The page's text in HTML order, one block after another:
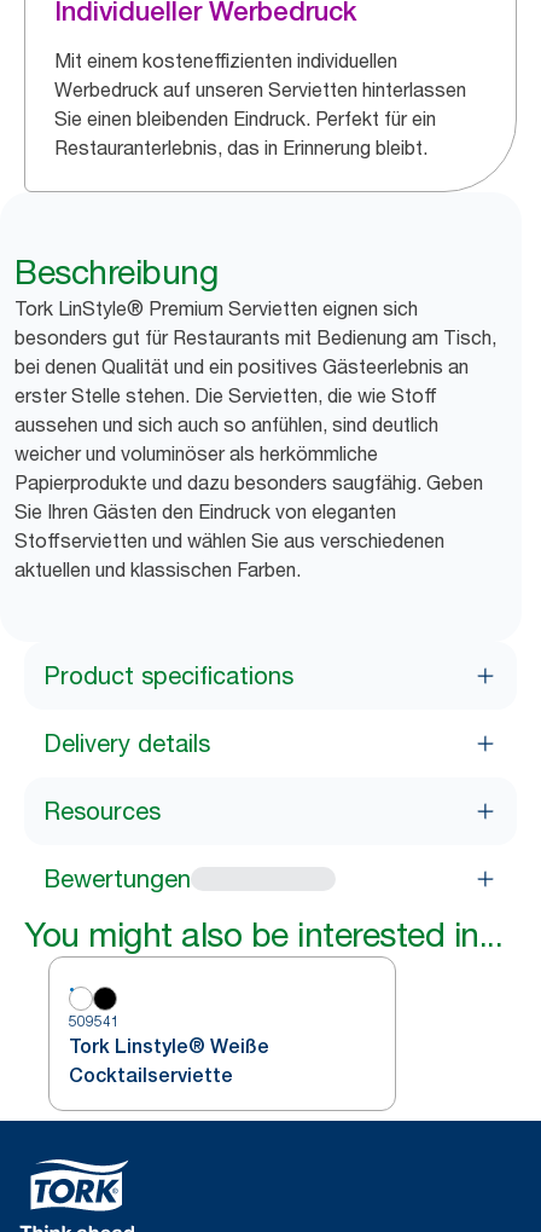
Individueller Werbedruck
Mit einem kosteneffizienten individuellen
Werbedruck auf unseren Servietten hinterlassen
Sie einen bleibenden Eindruck. Perfekt für ein
Restauranterlebnis, das in Erinnerung bleibt.
Beschreibung
Tork LinStyle® Premium Servietten eignen sich
besonders gut für Restaurants mit Bedienung am Tisch,
bei denen Qualität und ein positives Gästeerlebnis an
erster Stelle stehen. Die Servietten, die wie Stoff
aussehen und sich auch so anfühlen, sind deutlich
weicher und voluminöser als herkömmliche
Papierprodukte und dazu besonders saugfähig. Geben
Sie Ihren Gästen den Eindruck von eleganten
Stoffservietten und wählen Sie aus verschiedenen
aktuellen und klassischen Farben.
Product specifications
Delivery details
Resources
Bewertungen
You might also be interested in...
509541
Tork Linstyle® Weiße
Cocktailserviette